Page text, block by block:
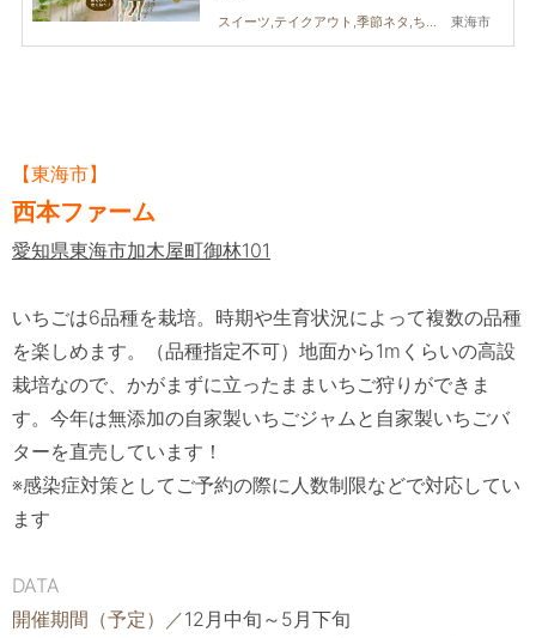
東海市
スイーツ,テイクアウト,季節ネタ,ちたまる広告,家族,カップル,友人
【東海市】
西本ファーム
愛知県東海市加木屋町御林101
いちごは6品種を栽培。時期や生育状況によって複数の品種
を楽しめます。（品種指定不可） 地面から1mくらいの高設
栽培なので、かがまずに立ったままいちご狩りができま
す。 今年は無添加の自家製いちごジャムと自家製いちごバ
ターを直売しています！
※感染症対策としてご予約の際に人数制限などで対応してい
ます
DATA
開催期間（予定）／12月中旬～5月下旬